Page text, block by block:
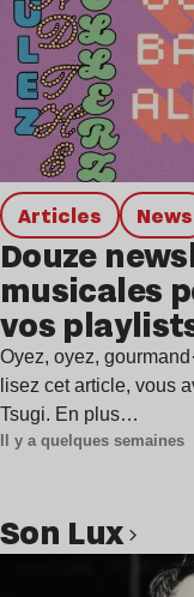
Articles news
Douze
musicales
vos
Oyez, oyez,
lisez cet article, vous
Tsugi. En plus…
Il y a quelques semaines
Son Lux